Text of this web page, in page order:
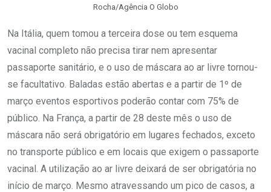
Rocha/Agência O Globo
Na Itália, quem tomou a terceira dose ou tem esquema
vacinal completo não precisa tirar nem apresentar
passaporte sanitário, e o uso de máscara ao ar livre tornou-
se facultativo. Baladas estão abertas e a partir de 1º de
março eventos esportivos poderão contar com 75% de
público. Na França, a partir de 28 deste mês o uso de
máscara não será obrigatório em lugares fechados, exceto
no transporte público e em locais que exigem o passaporte
vacinal. A utilização ao ar livre deixará de ser obrigatória no
início de março. Mesmo atravessando um pico de casos, a